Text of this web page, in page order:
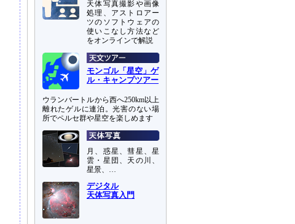
天体写真撮影や画像
処理、アストロアー
ツのソフトウェアの
使いこなし方法など
をオンラインで解説
モンゴル「星空」ゲ
ル・キャンプツアー
ウランバートルから西へ250km以上
離れたゲルに連泊。光害のない場
所でペルセ群や星空を楽しめます
月、惑星、彗星、星
雲・星団、天の川、
星景、…
デジタル
天体写真入門